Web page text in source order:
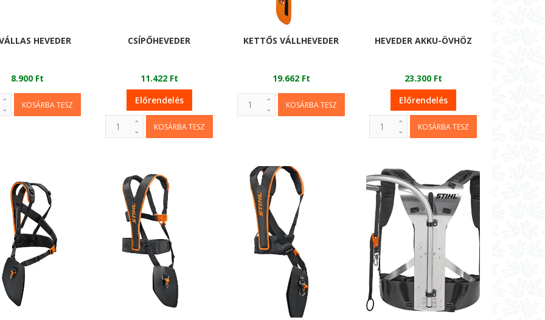
HEVEDER
8.900 Ft
CSÍPŐHEVEDER
11.422 Ft
Előrendelés
KETTŐS VÁLLHEVEDER
19.662 Ft
HEVEDER AKKU-ÖVHÖZ
23.300 Ft
Előrendelés